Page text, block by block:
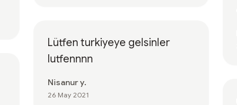
Lütfen turkiyeye gelsinler
lutfennnn
Nisanur y.
26 May 2021